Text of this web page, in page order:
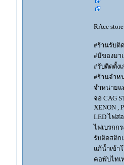
RAce
#ร้านรับติ
#มีของมา
#รับติดตั้ง
#ร้านจำห
จำหน่ายแ
จอ CAG
XENON ,
LED ไฟส่
ไฟเบรกก
รับติดสติก
แก้น้ำเข้า
คอพับไทเ